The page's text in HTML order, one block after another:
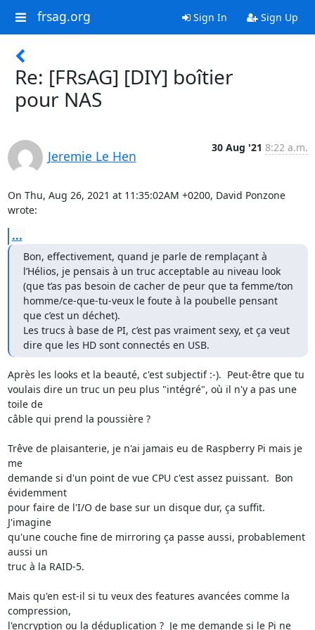
frsag.org Sign In Sign Up
Re: [FRsAG] [DIY] boîtier
pour NAS
Jeremie Le Hen
30 Aug '21 8:22 a.m.
On Thu, Aug 26, 2021 at 11:35:02AM +0200, David Ponzone
wrote:
...
Bon, effectivement, quand je parle de remplaçant à
l’Hélios, je pensais à un truc acceptable au niveau look
(que t’as pas besoin de cacher de peur que ta femme/ton
homme/ce-que-tu-veux le foute à la poubelle pensant
que c’est un déchet).
Les trucs à base de PI, c’est pas vraiment sexy, et ça veut
dire que les HD sont connectés en USB.
Après les looks et la beauté, c'est subjectif :-).  Peut-être que tu
voulais dire un truc un peu plus "intégré", où il n'y a pas une
toile de
câble qui prend la poussière ?
Trêve de plaisanterie, je n'ai jamais eu de Raspberry Pi mais je
me
demande si d'un point de vue CPU c'est assez puissant.  Bon
évidemment
pour faire de l'I/O de base sur un disque dur, ça suffit.
J'imagine
qu'une couche fine de mirroring ça passe aussi, probablement
aussi un
truc à la RAID-5.
Mais qu'en est-il si tu veux des features avancées comme la
compression,
l'encryption ou la déduplication ?  Je me demande si le Pi ne